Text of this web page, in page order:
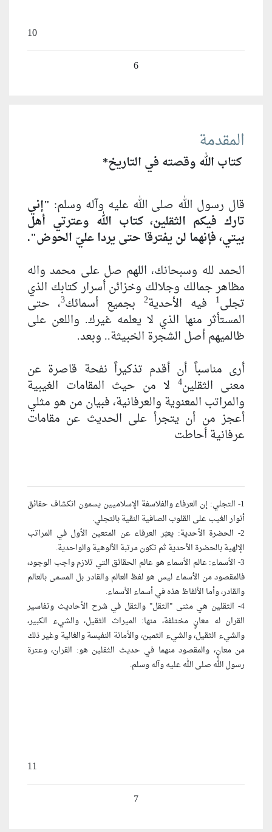
10
6
المقدمة
كتاب الله وقصته في التاريخ*
قال رسول الله صلى الله عليه وآله وسلم: "إني
تارك فيكم الثقلين، كتاب الله وعترتي أهل
بيتي، فإنهما لن يفترقا حتى يردا عليّ الحوض".
الحمد لله وسبحانك، اللهم صل على محمد واله
مظاهر جمالك وجلالك وخزائن أسرار كتابك الذي
تجلى1 فيه الأحدية2 بجميع أسمائك3، حتى
المستأثر منها الذي لا يعلمه غيرك. واللعن على
ظالميهم أصل الشجرة الخبيثة.. وبعد.
أرى مناسباً أن أقدم تذكيراً نفحة قاصرة عن
معنى الثقلين4 لا من حيث المقامات الغيبية
والمراتب المعنوية والعرفانية، فبيان من هو مثلي
أعجز من أن يتجرأ على الحديث عن مقامات
عرفانية أحاطت
1- التجلي: إن العرفاء والفلاسفة الإسلاميين يسمون انكشاف حقائق
أنوار الغيب على القلوب الصافية النقية بالتجلي.
2- الحضرة الأحدية: يعبّر العرفاء عن المتعين الأول في المراتب
الإلهية بالحضرة الأحدية ثم تكون مرتبة الألوهية والواحدية.
3- الأسماء: عالم الأسماء هو عالم الحقائق التي تلازم واجب الوجود،
فالمقصود من الأسماء ليس هو لفظ العالم والقادر بل المسمى بالعالم
والقادر، وأما الألفاظ هذه في أسماء الأسماء.
4- الثقلين هي مثنى "الثقل" والثقل في شرح الأحاديث وتفاسير
القران له معانٍ مختلفة، منها: الميراث الثقيل، والشي‏ء الكبير،
والشي‏ء الثقيل، والشي‏ء الثمين، والأمانة النفيسة والغالية وغير ذلك
من معانٍ، والمقصود منهما في حديث الثقلين هو: القران، وعترة
رسول الله صلى الله عليه وآله وسلم.
11
7